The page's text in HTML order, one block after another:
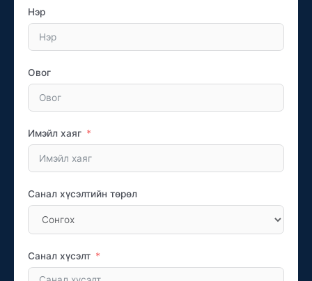
Нэр
Овог
Имэйл хаяг
Санал хүсэлтийн төрөл
Санал хүсэлт